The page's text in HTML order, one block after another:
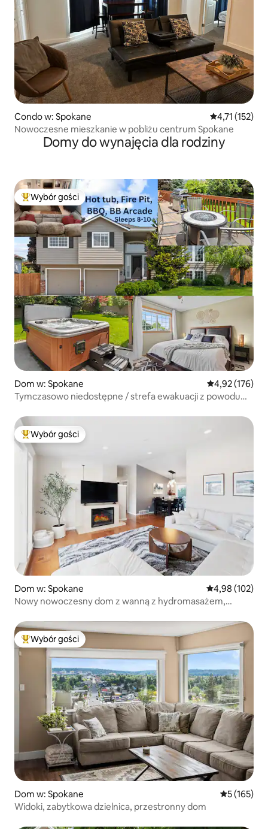
Condo w: Spokane Średnia
4,71 (152)
Nowoczesne mieszkanie w pobliżu centrum Spokane
Domy do wynajęcia dla rodziny
Najpopularniejsze z kategorii Wybór gości
Wybór gości
Dom w: Spokane Średnia
4,92 (176)
Tymczasowo niedostępne / strefa ewakuacji z powodu
Najpopularniejsze z kategorii Wybór gości
Wybór gości
Dom w: Spokane Średnia
4,98 (102)
Nowy nowoczesny dom z wanną z hydromasażem,
Najpopularniejsze z kategorii Wybór gości
Wybór gości
Dom w: Spokane Średnia
5 (165)
Widoki, zabytkowa dzielnica, przestronny dom